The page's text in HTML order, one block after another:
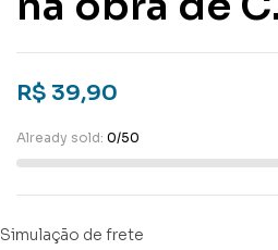
R$ 39,90
Already sold: 0/50
Simulação de frete